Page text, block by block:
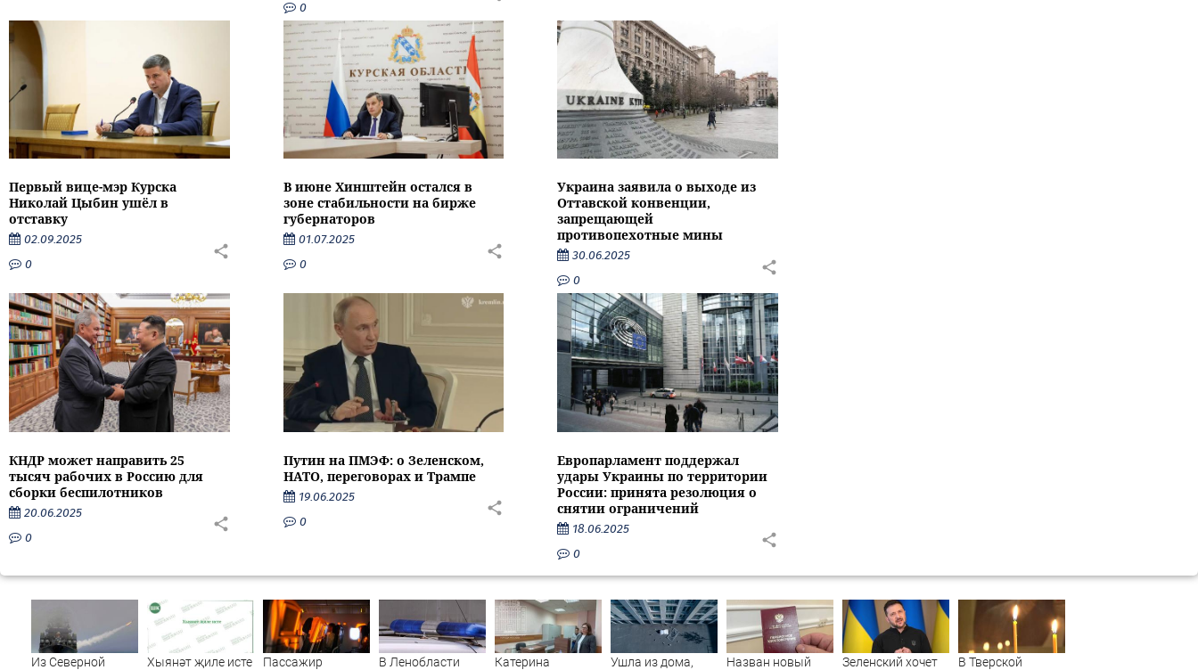
0
Первый вице-мэр Курска
Николай Цыбин ушёл в
отставку
02.09.2025
0
В июне Хинштейн остался в
зоне стабильности на бирже
губернаторов
01.07.2025
0
Украина заявила о выходе из
Оттавской конвенции,
запрещающей
противопехотные мины
30.06.2025
0
КНДР может направить 25
тысяч рабочих в Россию для
сборки беспилотников
20.06.2025
0
Путин на ПМЭФ: о Зеленском,
НАТО, переговорах и Трампе
19.06.2025
0
Европарламент поддержал
удары Украины по территории
России: принята резолюция о
снятии ограничений
18.06.2025
0
Из Северной
Хыянәт җиле исте
Пассажир
В Ленобласти
Катерина
Ушла из дома,
Назван новый
Зеленский хочет
В Тверской